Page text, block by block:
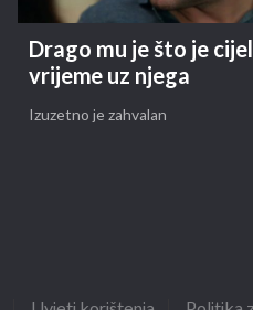
Drago mu je što je
vrijeme uz njega
Izuzetno je zahvalan